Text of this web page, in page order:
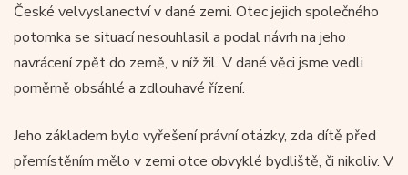
České velvyslanectví v dané zemi. Otec jejich společného
potomka se situací nesouhlasil a podal návrh na jeho
navrácení zpět do země, v níž žil. V dané věci jsme vedli
poměrně obsáhlé a zdlouhavé řízení.
Jeho základem bylo vyřešení právní otázky, zda dítě před
přemístěním mělo v zemi otce obvyklé bydliště, či nikoliv. V